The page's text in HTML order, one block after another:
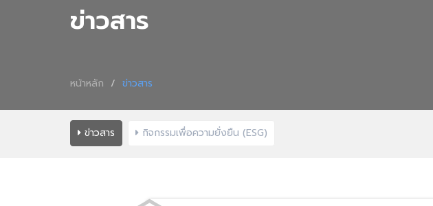
ข่าวสาร
หน้าหลัก ข่าวสาร
ข่าวสาร กิจกรรมเพื่อความยั่งยืน (ESG)